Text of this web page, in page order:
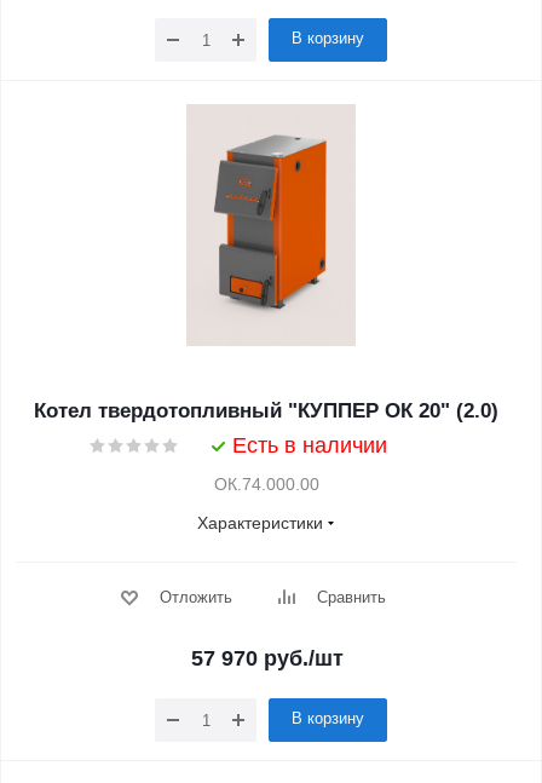
В корзину
Котел твердотопливный "КУППЕР ОК 20" (2.0)
Есть в наличии
ОК.74.000.00
Характеристики
Отложить Сравнить
57 970руб./шт
В корзину